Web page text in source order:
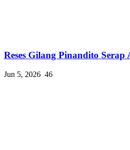
Reses Gilang Pinandito Serap
Jun 5, 2026 46